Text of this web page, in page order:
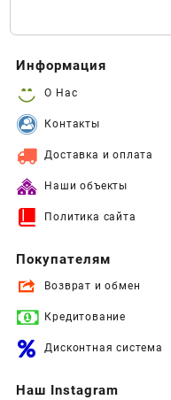
Информация
О Нас
Контакты
Доставка и оплата
Наши объекты
Политика сайта
Покупателям
Возврат и обмен
Кредитование
Дисконтная система
Наш Instagram